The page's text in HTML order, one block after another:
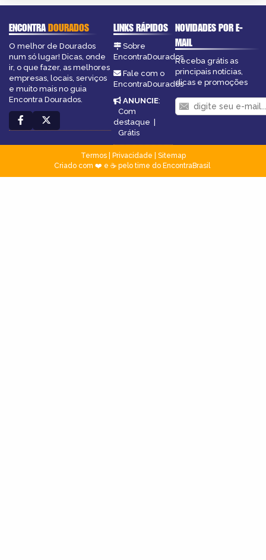
ENCONTRADOURADOS
O melhor de Dourados
num só lugar! Dicas, onde
ir, o que fazer, as melhores
empresas, locais, serviços
e muito mais no guia
Encontra Dourados.
LINKS RÁPIDOS
Sobre
EncontraDourados
Fale com o
EncontraDourados
ANUNCIE:
Com
destaque |
Grátis
NOVIDADES POR E-
MAIL
Receba grátis as
principais notícias,
dicas e promoções
Termos| Privacidade
Sitemap
Criado com ❤️ e ☕ pelo time do EncontraBrasil